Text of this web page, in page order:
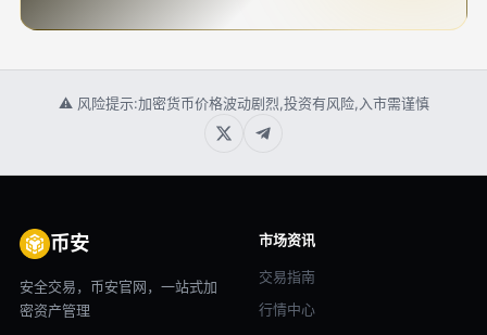
⚠ 风险提示:加密货币价格波动剧烈,投资有风险,入市需谨慎
币安
安全交易，币安官网，一站式加
密资产管理
市场资讯
交易指南
行情中心